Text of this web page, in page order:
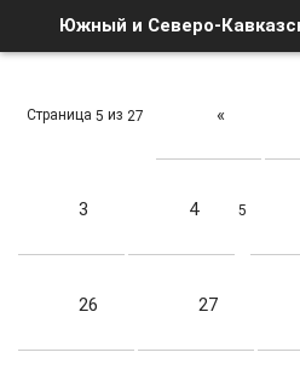
Страница 5 из 27 «
3 4 5
26 27